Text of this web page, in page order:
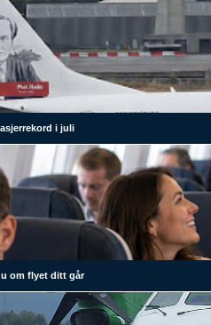
i juli
om flyet ditt går